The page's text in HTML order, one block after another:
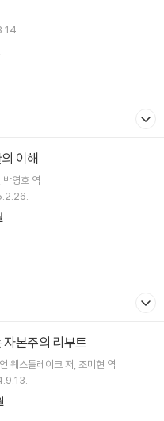
이해
박영호 역
자본주의 리부트
웨스틀레이크 저 조미현 역